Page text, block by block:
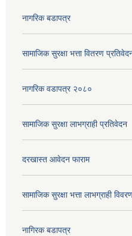
नागरिक बडापत्र
सामाजिक सुरक्षा भत्ता वितरण
नागरिक वडापत्र २०८०
सामाजिक सुरक्षा लाभग्राही प्रतिवेदन
दरखास्त आवेदन फाराम
सामाजिक सुरक्षा भत्ता लाभग्राही
नागिरक बडापत्र